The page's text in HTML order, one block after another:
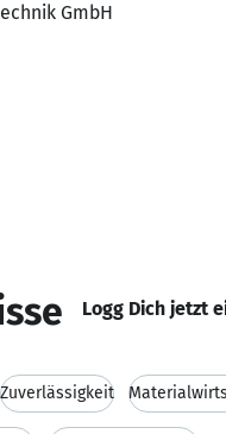
GmbH
Logg Dich jetzt
Zuverlässigkeit